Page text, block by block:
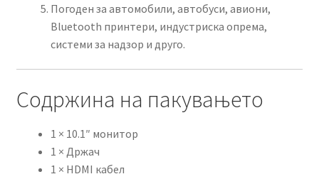
Погоден за автомобили, автобуси, авиони,
Bluetooth принтери, индустриска опрема,
системи за надзор и друго.
Содржина на пакувањето
1 × 10.1″ монитор
1 × Држач
1 × HDMI кабел